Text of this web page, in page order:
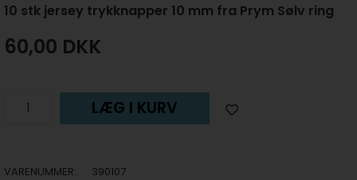
10 stk jersey trykknapper 10 mm fra Prym Sølv ring
60,00 DKK
LÆG I KURV
VARENUMMER:
390107